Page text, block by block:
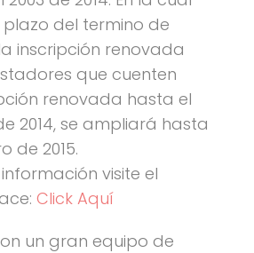
del termino de
inscripción renovada
que cuenten
renovada hasta el
2014, se ampliará hasta
de 2015.
visite el
Click Aquí
un gran equipo de